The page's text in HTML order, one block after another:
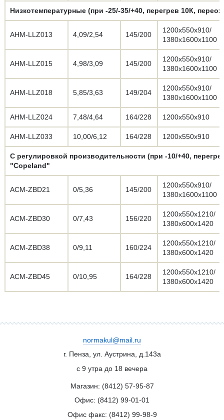
Низкотемпературные (при -25/-35/+40, перегрев 10К,
АНМ-LLZ013 4,09/2,54 145/200
1200х550х910/
1380х1600х1100
АНМ-LLZ015 4,98/3,09 145/200
1200х550х910/
1380х1600х1100
АНМ-LLZ018 5,85/3,63 149/204
1200х550х910/
1380х1600х1100
АНМ-LLZ024 7,48/4,64 164/228 1200х550х910
АНМ-LLZ033 10,00/6,12 164/228 1200х550х910
С регулировкой производительности (при -10/+40,
"Copeland"
АСМ-ZBD21 0/5,36 145/200
1200х550х910/
1380х1600х1100
АСМ-ZBD30 0/7,43 156/220
1200х550х1210/
1380х600х1420
АСМ-ZBD38 0/9,11 160/224
1200х550х1210/
1380х600х1420
АСМ-ZBD45 0/10,95 164/228
1200х550х1210/
1380х600х1420
normakul@mail.ru
г. Пенза, ул. Аустрина, д.143а
с 9 утра до 18 вечера
Магазин: (8412) 57-95-87
Офис: (8412) 99-01-01
Офис факс: (8412) 99-98-9